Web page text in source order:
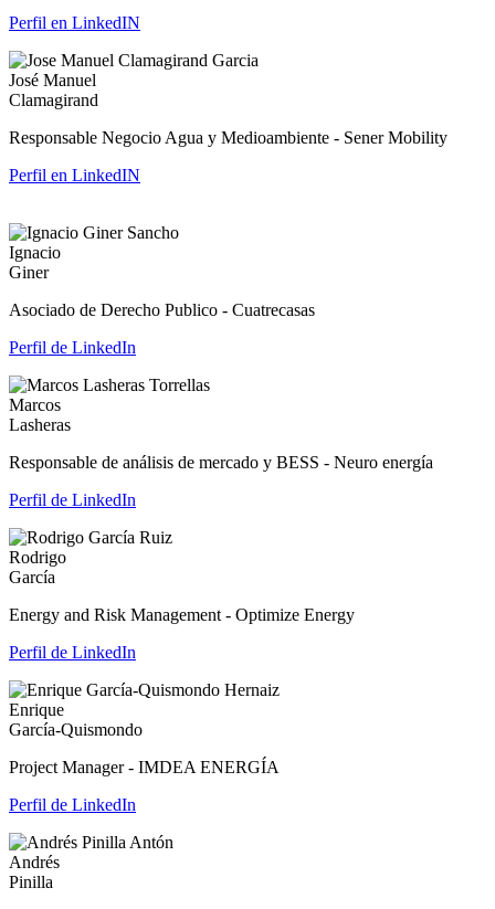
Perfil en LinkedIN
José Manuel
Clamagirand
Responsable Negocio Agua y Medioambiente - Sener Mobility
Perfil en LinkedIN
Ignacio
Giner
Asociado de Derecho Publico - Cuatrecasas
Perfil de LinkedIn
Marcos
Lasheras
Responsable de análisis de mercado y BESS - Neuro energía
Perfil de LinkedIn
Rodrigo
García
Energy and Risk Management - Optimize Energy
Perfil de LinkedIn
Enrique
García-Quismondo
Project Manager - IMDEA ENERGÍA
Perfil de LinkedIn
Andrés
Pinilla